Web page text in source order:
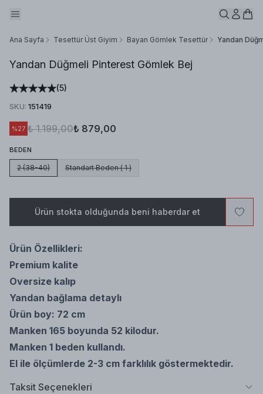
Ana Sayfa Tesettür Üst Giyim Bayan Gömlek Tesettür Yandan
Yandan Düğmeli Pinterest Gömlek Bej
(5)
SKU: 151419
%27 ₺ 1.199,00₺ 879,00
BEDEN
2 (38-40) Standart Beden ( 1 )
Ürün stokta olduğunda beni haberdar et
Ürün Özellikleri:
Premium kalite
Oversize kalıp
Yandan bağlama detaylı
Ürün boy: 72 cm
Manken 165 boyunda 52 kilodur.
Manken 1 beden kullandı.
El ile ölçümlerde 2-3 cm farklılık göstermektedir.
Taksit Seçenekleri